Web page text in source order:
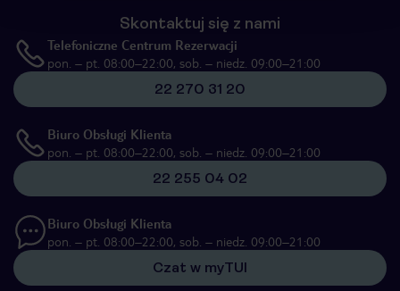
Skontaktuj się z nami
Telefoniczne Centrum Rezerwacji
pon. – pt. 08:00–22:00, sob. – niedz. 09:00–21:00
22 270 31 20
Biuro Obsługi Klienta
pon. – pt. 08:00–22:00, sob. – niedz. 09:00–21:00
22 255 04 02
Biuro Obsługi Klienta
pon. – pt. 08:00–22:00, sob. – niedz. 09:00–21:00
Czat w myTUI